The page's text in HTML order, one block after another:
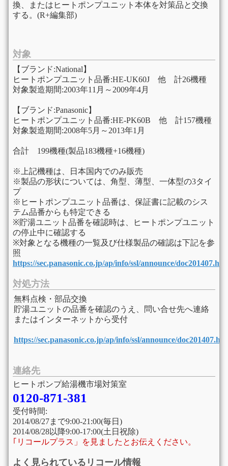
換、またはヒートポンプユニット本体を対策品と交換
する。(R+編集部)
対象
【ブランド:National】
ヒートポンプユニット品番:HE-UK60J 他 計26機種
対象製造期間:2003年11月～2009年4月
【ブランド:Panasonic】
ヒートポンプユニット品番:HE-PK60B 他 計157機種
対象製造期間:2008年5月～2013年1月
合計 199機種(製品183機種+16機種)
※上記機種は、日本国内でのみ販売
※製品の形状については、角型、薄型、一体型の3タイ
プ
※ヒートポンプユニット品番は、保証書に記載のシス
テム品番からも特定できる
※貯湯ユニット品番を確認時は、ヒートポンプユニット
の停止中に確認する
※対象となる機種の一覧及び仕様製品の確認は下記を参
照
https://sec.panasonic.co.jp/ap/info/ssl/announce/
対処方法
無料点検・部品交換
貯湯ユニットの品番を確認のうえ、問い合せ先へ連絡
またはインターネットから受付
https://sec.panasonic.co.jp/ap/info/ssl/announce/
連絡先
ヒートポンプ給湯機市場対策室
0120-871-381
受付時間:
2014/08/27まで9:00-21:00(毎日)
2014/08/28以降9:00-17:00(土日祝除)
｢リコールプラス」を見ましたとお伝えください。
よく見られているリコール情報